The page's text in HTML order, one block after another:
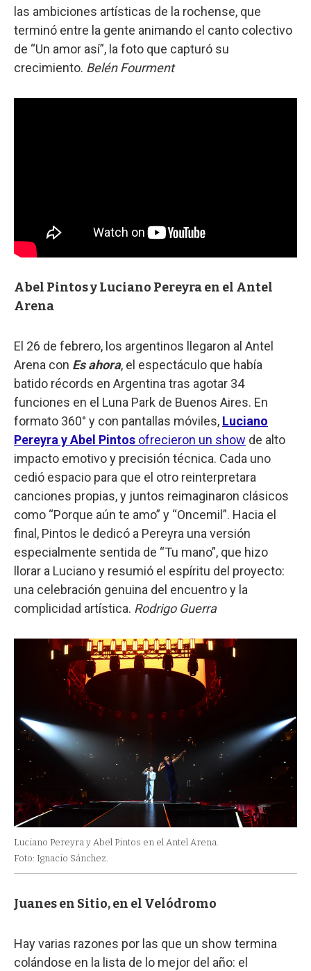
las ambiciones artísticas de la rochense, que
terminó entre la gente animando el canto colectivo
de “Un amor así”, la foto que capturó su
crecimiento. Belén Fourment
Abel Pintos y Luciano Pereyra en el Antel
Arena
El 26 de febrero, los argentinos llegaron al Antel
Arena con Es ahora, el espectáculo que había
batido récords en Argentina tras agotar 34
funciones en el Luna Park de Buenos Aires. En
formato 360° y con pantallas móviles, Luciano
Pereyra y Abel Pintos ofrecieron un show de alto
impacto emotivo y precisión técnica. Cada uno
cedió espacio para que el otro reinterpretara
canciones propias, y juntos reimaginaron clásicos
como “Porque aún te amo” y “Oncemil”. Hacia el
final, Pintos le dedicó a Pereyra una versión
especialmente sentida de “Tu mano”, que hizo
llorar a Luciano y resumió el espíritu del proyecto:
una celebración genuina del encuentro y la
complicidad artística. Rodrigo Guerra
Luciano Pereyra y Abel Pintos en el Antel Arena.
Foto: Ignacio Sánchez.
Juanes en Sitio, en el Velódromo
Hay varias razones por las que un show termina
colándose en la lista de lo mejor del año: el